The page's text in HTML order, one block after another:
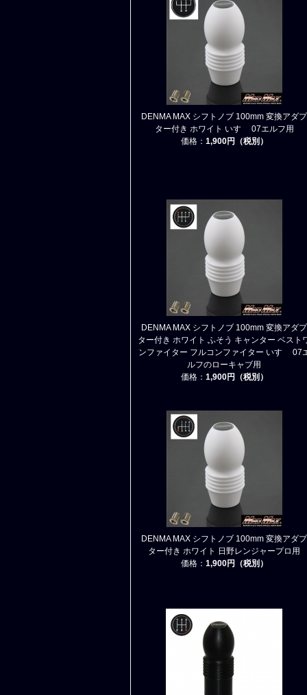
DENMA MAX シフトノブ 100mm 変換アダプ
ター付き ホワイト いすゞ 07エルフ用
価格： 1,900円（税別）
DENMA MAX シフトノブ 100mm 変換アダプ
ター付き ホワイト ふそう キャンター ベスト
ンファイター フルコンファイター いすゞ 07
ルフのローキャブ用
価格： 1,900円（税別）
DENMA MAX シフトノブ 100mm 変換アダプ
ター付き ホワイト 日野レンジャープロ用
価格： 1,900円（税別）